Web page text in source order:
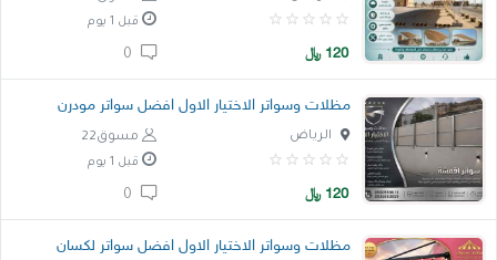
قبل 1 يوم
120 ﷼
مظلات وسواتر الاختيار الاول افضل سواتر مودرن
مسوق22 الرياض
قبل 1 يوم
120 ﷼
مظلات وسواتر الاختيار الاول افضل سواتر لكسان